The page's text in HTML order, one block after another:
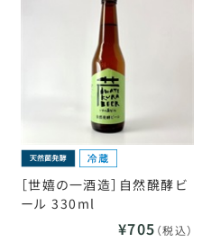
［世嬉の一酒造］自然醗酵ビ
ール 330ml
¥705 （税込）